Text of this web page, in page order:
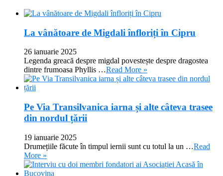
La vânătoare de Migdali înfloriți în Cipru
26 ianuarie 2025
Legenda greacă despre migdal povestește despre dragostea
dintre frumoasa Phyllis …Read More »
Pe Via Transilvanica iarna și alte câteva trasee
din nordul țării
19 ianuarie 2025
Drumețiile făcute în timpul iernii sunt cu totul la un …Read
More »